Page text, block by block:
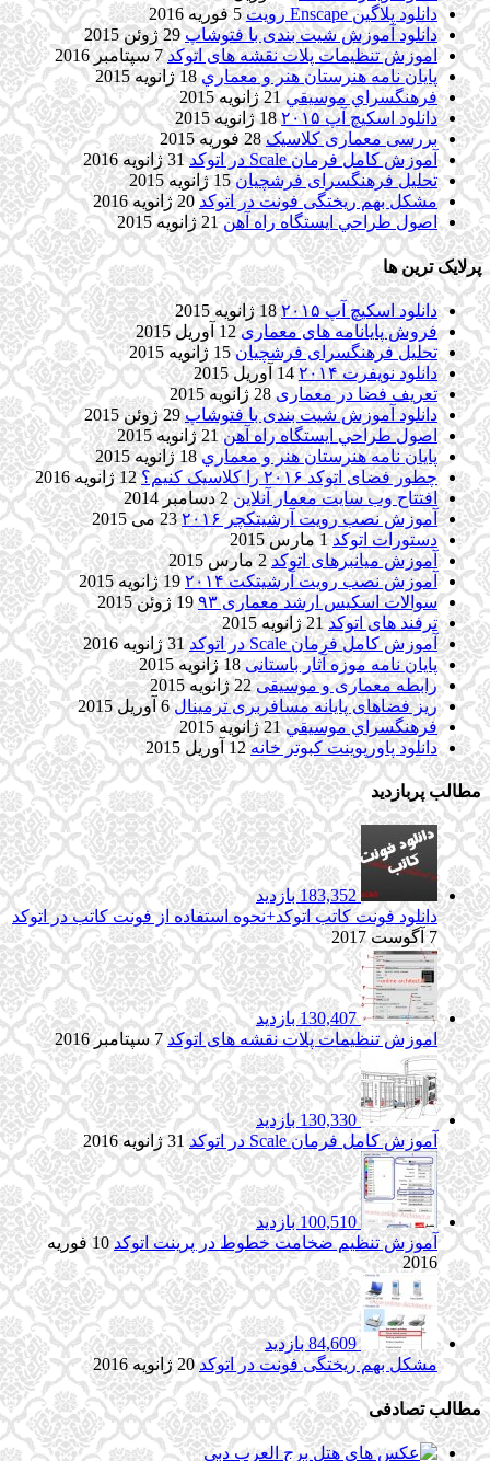
دانلود پلاگین Enscape رویت
5 فوریه 2016
دانلود آموزش شیت بندی با فتوشاپ 29 ژوئن 2015
اموزش تنظیمات پلات نقشه های اتوکد 7 سپتامبر 2016
پایان نامه هنرستان هنر و معماري 18 ژانویه 2015
فرهنگسراي موسيقي 21 ژانویه 2015
دانلود اسکیچ آپ ۲۰۱۵
18 ژانویه 2015
بررسی معماری کلاسیک 28 فوریه 2015
آموزش کامل فرمان Scale در اتوکد
31 ژانویه 2016
تحلیل فرهنگسرای فرشچیان 15 ژانویه 2015
مشکل بهم ریختگی فونت در اتوکد 20 ژانویه 2016
اصول طراحي ایستگاه راه آهن 21 ژانویه 2015
پرلایک ترین ها
دانلود اسکیچ آپ ۲۰۱۵
18 ژانویه 2015
فروش پایانامه های معماری 12 آوریل 2015
تحلیل فرهنگسرای فرشچیان 15 ژانویه 2015
دانلود نویفرت ۲۰۱۴
14 آوریل 2015
تعریف فضا در معماری 28 ژانویه 2015
دانلود آموزش شیت بندی با فتوشاپ 29 ژوئن 2015
اصول طراحي ایستگاه راه آهن 21 ژانویه 2015
پایان نامه هنرستان هنر و معماري 18 ژانویه 2015
چطور فضای اتوکد ۲۰۱۶ را کلاسیک کنیم؟
12 ژانویه 2016
افتتاح وب سایت معمار آنلاین 2 دسامبر 2014
آموزش نصب رویت آرشیتکچر ۲۰۱۶
23 می 2015
دستورات اتوکد 1 مارس 2015
آموزش میانبرهای اتوکد 2 مارس 2015
آموزش نصب رویت آرشیتکت ۲۰۱۴
19 ژانویه 2015
سوالات اسکیس ارشد معماری ۹۳
19 ژوئن 2015
ترفند های اتوکد 21 ژانویه 2015
آموزش کامل فرمان Scale در اتوکد
31 ژانویه 2016
پایان نامه موزه آثار باستانی 18 ژانویه 2015
رابطه معماری و موسیقی 22 ژانویه 2015
ریز فضاهای پایانه مسافربری ترمینال 6 آوریل 2015
فرهنگسراي موسيقي 21 ژانویه 2015
دانلود پاورپوینت کبوتر خانه 12 آوریل 2015
مطالب پربازدید
183,352 بازدید
دانلود فونت کاتب اتوکد+نحوه استفاده از فونت کاتب در اتوکد
7 آگوست 2017
130,407 بازدید
اموزش تنظیمات پلات نقشه های اتوکد 7 سپتامبر 2016
130,330 بازدید
آموزش کامل فرمان Scale در اتوکد
31 ژانویه 2016
100,510 بازدید
آموزش تنظیم ضخامت خطوط در پرینت اتوکد
10 فوریه
2016
84,609 بازدید
مشکل بهم ریختگی فونت در اتوکد 20 ژانویه 2016
مطالب تصادفی